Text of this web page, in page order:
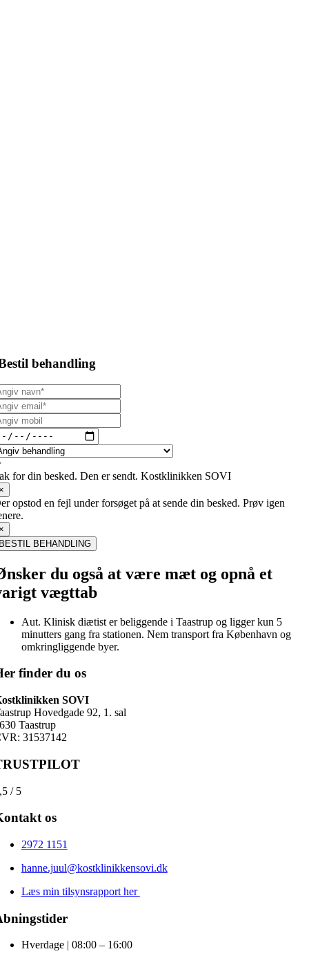
behandling
for din besked. Den er sendt. Kostklinikken SOVI
opstod en fejl under forsøget på at sende din besked. Prøv igen
BEHANDLING
du også at være mæt og opnå et
vægttab
Aut. Klinisk diætist er beliggende i Taastrup og ligger kun 5
minutters gang fra stationen. Nem transport fra København og
omkringliggende byer.
finder du os
SOVI
Hovedgade 92, 1. sal
Taastrup
31537142
/ 5
os
2972 1151
hanne.juul@kostklinikkensovi.dk
Læs min tilsynsrapport her
Hverdage | 08:00 – 16:00